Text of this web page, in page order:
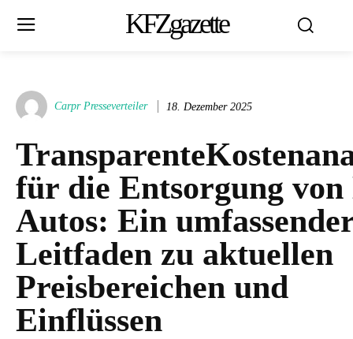
KFZgazette
Carpr Presseverteiler 18. Dezember 2025
für die Entsorgung von
Autos: Ein
Leitfaden zu aktuellen
Preisbereichen und
Einflüssen